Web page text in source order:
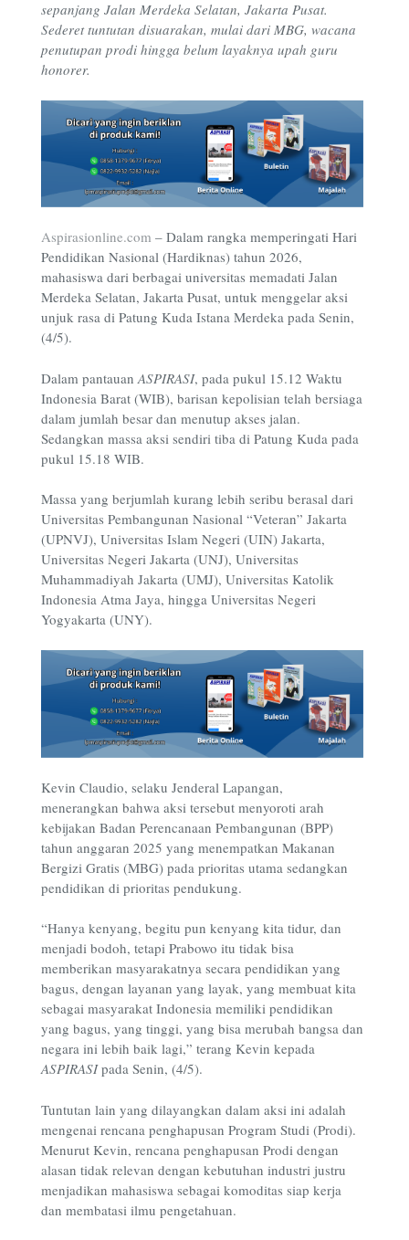
sepanjang Jalan Merdeka Selatan, Jakarta Pusat.
Sederet tuntutan disuarakan, mulai dari MBG, wacana
penutupan prodi hingga belum layaknya upah guru
honorer.
Aspirasionline.com – Dalam rangka memperingati Hari
Pendidikan Nasional (Hardiknas) tahun 2026,
mahasiswa dari berbagai universitas memadati Jalan
Merdeka Selatan, Jakarta Pusat, untuk menggelar aksi
unjuk rasa di Patung Kuda Istana Merdeka pada Senin,
(4/5).
Dalam pantauan ASPIRASI, pada pukul 15.12 Waktu
Indonesia Barat (WIB), barisan kepolisian telah bersiaga
dalam jumlah besar dan menutup akses jalan.
Sedangkan massa aksi sendiri tiba di Patung Kuda pada
pukul 15.18 WIB.
Massa yang berjumlah kurang lebih seribu berasal dari
Universitas Pembangunan Nasional “Veteran” Jakarta
(UPNVJ), Universitas Islam Negeri (UIN) Jakarta,
Universitas Negeri Jakarta (UNJ), Universitas
Muhammadiyah Jakarta (UMJ), Universitas Katolik
Indonesia Atma Jaya, hingga Universitas Negeri
Yogyakarta (UNY).
Kevin Claudio, selaku Jenderal Lapangan,
menerangkan bahwa aksi tersebut menyoroti arah
kebijakan Badan Perencanaan Pembangunan (BPP)
tahun anggaran 2025 yang menempatkan Makanan
Bergizi Gratis (MBG) pada prioritas utama sedangkan
pendidikan di prioritas pendukung.
“Hanya kenyang, begitu pun kenyang kita tidur, dan
menjadi bodoh, tetapi Prabowo itu tidak bisa
memberikan masyarakatnya secara pendidikan yang
bagus, dengan layanan yang layak, yang membuat kita
sebagai masyarakat Indonesia memiliki pendidikan
yang bagus, yang tinggi, yang bisa merubah bangsa dan
negara ini lebih baik lagi,” terang Kevin kepada
ASPIRASIpada Senin, (4/5).
Tuntutan lain yang dilayangkan dalam aksi ini adalah
mengenai rencana penghapusan Program Studi (Prodi).
Menurut Kevin, rencana penghapusan Prodi dengan
alasan tidak relevan dengan kebutuhan industri justru
menjadikan mahasiswa sebagai komoditas siap kerja
dan membatasi ilmu pengetahuan.